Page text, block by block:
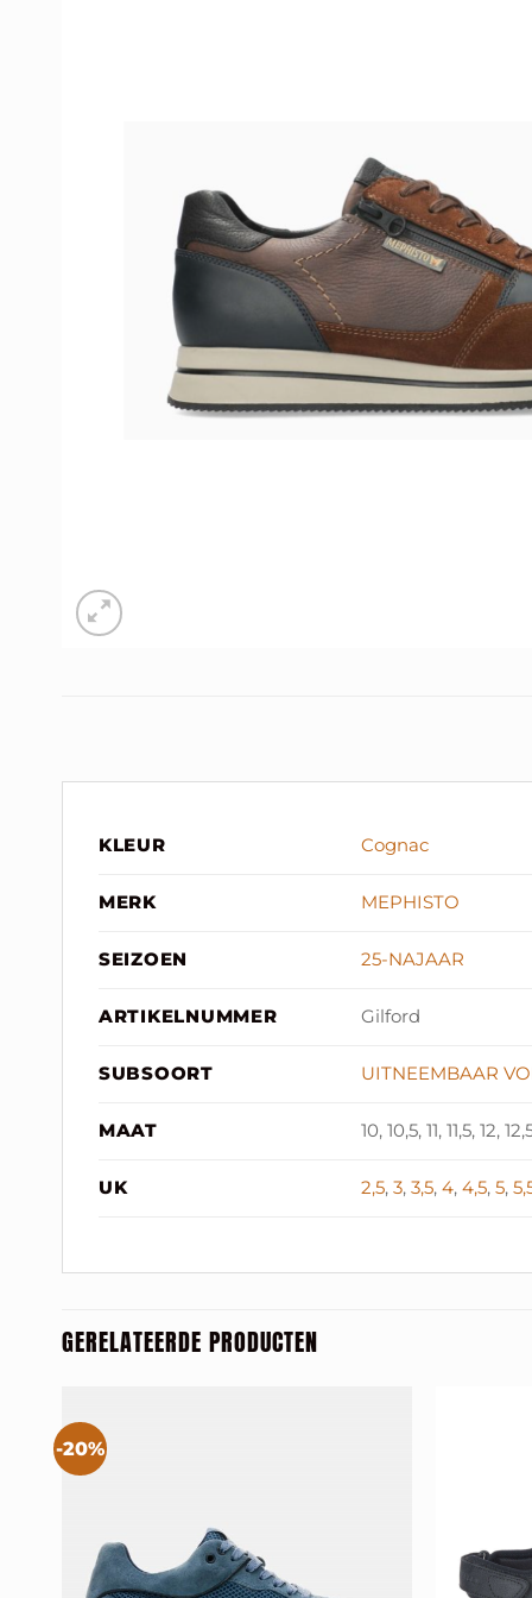
KLEUR Cognac
MERK MEPHISTO
SEIZOEN 25-NAJAAR
ARTIKELNUMMER Gilford
SUBSOORT UITNEEMBAAR
MAAT 10, 10,5, 11, 11,5, 12,
UK 2,5,3,3,5,4,4,5,5,
GERELATEERDE PRODUCTEN
-20%